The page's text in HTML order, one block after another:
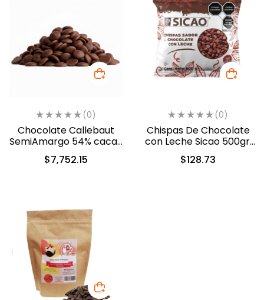
(0)
Chocolate Callebaut
SemiAmargo 54% cacao
13.6kg. (40-8410)
$7,752.15
(0)
Chispas De Chocolate
con Leche Sicao 500gr.
(2022-A99)
$128.73